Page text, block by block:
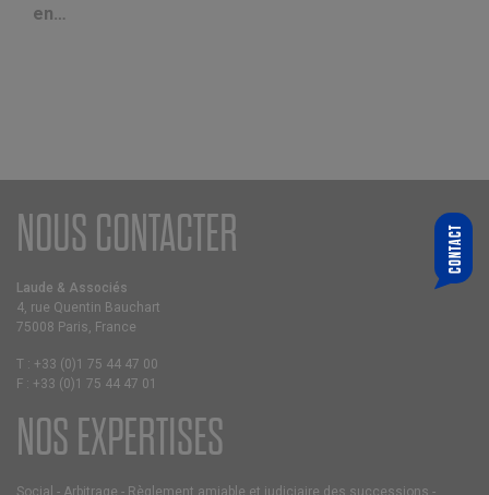
en…
CONTACT
QUI SOUHAITEZ-VOUS CONTACTER ?
NOUS CONTACTER
Laude & Associés
4, rue Quentin Bauchart
75008 Paris, France
T : +33 (0)1 75 44 47 00
F : +33 (0)1 75 44 47 01
NOS EXPERTISES
Social - Arbitrage - Règlement amiable et judiciaire des successions -